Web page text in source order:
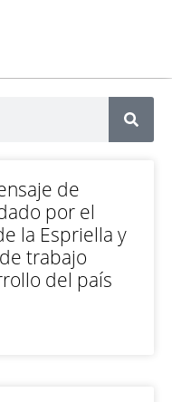
de
por el
la Espriella y
trabajo
del país